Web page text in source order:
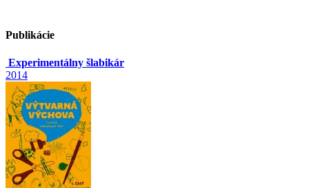
Publikácie
Experimentálny šlabikár
2014